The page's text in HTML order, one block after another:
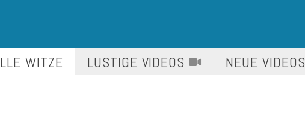
WITZE LUSTIGE VIDEOS NEUE VIDEOS